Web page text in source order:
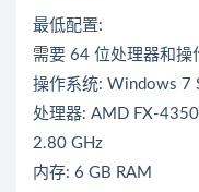
最低配置:
需要 64 位处理器和操
操作系统: Windows 7
处理器: AMD FX-
2.80 GHz
内存: 6 GB RAM